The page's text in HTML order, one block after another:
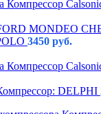
MОNDEO
3450 руб.
DELPHI